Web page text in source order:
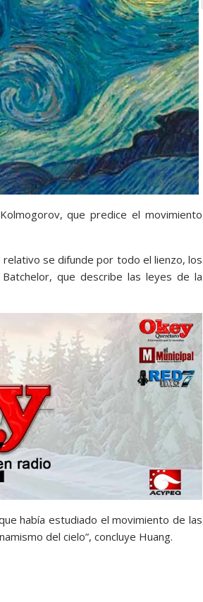
que predice el movimiento
se difunde por todo el lienzo, los
que describe las leyes de la
había estudiado el movimiento de las
del cielo”, concluye Huang.